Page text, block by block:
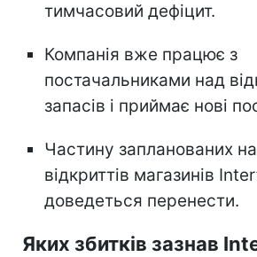
тимчасовий дефіцит.
Компанія вже працює з
постачальниками над
запасів і приймає нові
Частину запланованих на
відкриттів магазинів
доведеться перенести.
Яких збитків зазнав